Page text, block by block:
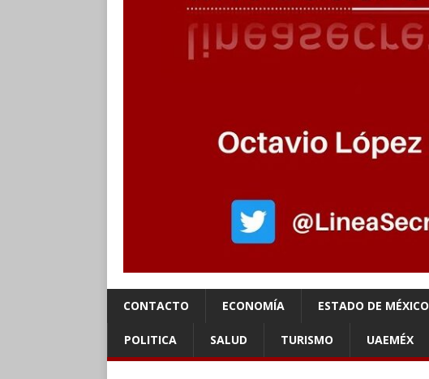
CONTACTO ECONOMÍA ESTADO DE MÉXICO
POLITICA SALUD TURISMO UAEMÉX